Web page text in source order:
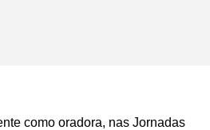
como oradora, nas Jornadas